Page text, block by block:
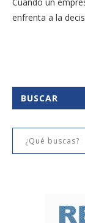
enfrenta a la
BUSCAR